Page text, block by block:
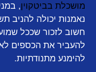
מושכלת בביטקוין,
נאמנות יכולה להניב
חשוב לזכור שככל
להעביר את הכספים
להימנע מתנודתיות.